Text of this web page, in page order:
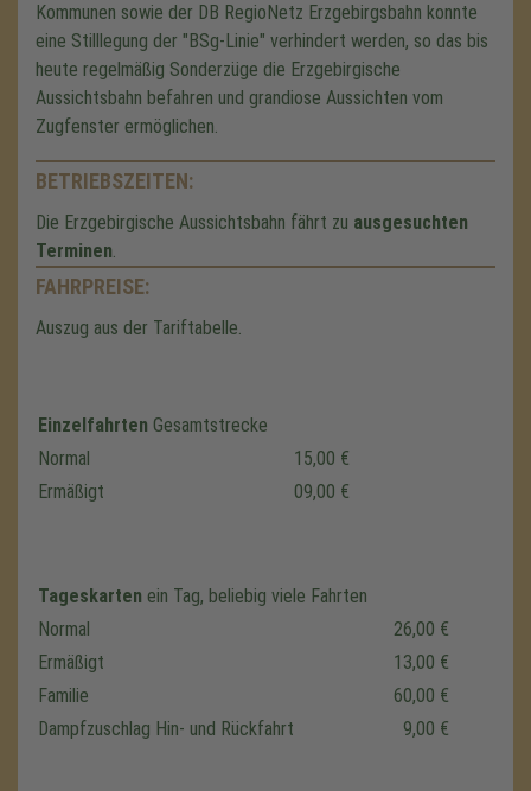
Kommunen sowie der DB RegioNetz Erzgebirgsbahn konnte
eine Stilllegung der "BSg-Linie" verhindert werden, so das bis
heute regelmäßig Sonderzüge die Erzgebirgische
Aussichtsbahn befahren und grandiose Aussichten vom
Zugfenster ermöglichen.
BETRIEBSZEITEN:
Die Erzgebirgische Aussichtsbahn fährt zu ausgesuchten
Terminen.
FAHRPREISE:
Auszug aus der Tariftabelle.
Einzelfahrten Gesamtstrecke
Normal
15,00 €
Ermäßigt
09,00 €
Tageskarten ein Tag, beliebig viele Fahrten
Normal
26,00 €
Ermäßigt
13,00 €
Familie
60,00 €
Dampfzuschlag Hin- und Rückfahrt
9,00 €
Wir benötigen Ihre Zustimmung,
um den Google Maps-Service zu
Drittanbieters, um Karteninhalte einzubetten.
Dieser Service kann Daten zu Ihren